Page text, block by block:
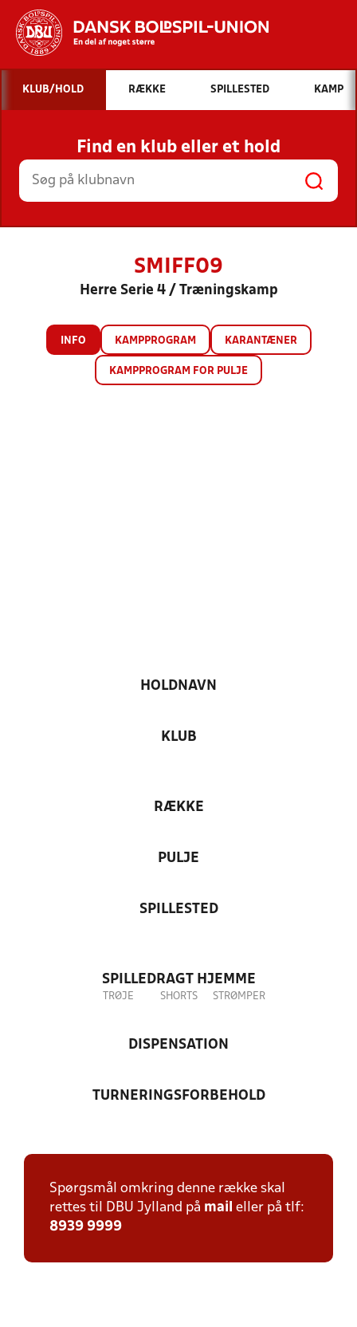
Hvad vil du søge efter?
INDHOLD OG NYHEDER
STILLINGER, RESULTATER, KLUBBER OG
HOLD
KLUB/HOLD RÆKKE SPILLESTED KAMP
Find en klub eller et hold
SMIFF09
Herre Serie 4 / Træningskamp
INFO KAMPPROGRAM KARANTÆNER
KAMPPROGRAM FOR PULJE
HOLDNAVN
KLUB
RÆKKE
PULJE
SPILLESTED
SPILLEDRAGT HJEMME
TRØJE SHORTS STRØMPER
DISPENSATION
TURNERINGSFORBEHOLD
Spørgsmål omkring denne række skal
rettes til DBU Jylland på mail eller på tlf:
8939 9999